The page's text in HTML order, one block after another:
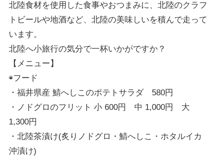
北陸食材を使用した食事やおつまみに、北陸のクラフ
トビールや地酒など、北陸の美味しいを積んで走って
います。
北陸へ小旅行の気分で一杯いかがですか？
【メニュー】
◉フード
・福井県産 鯖へしこのポテトサラダ 580円
・ノドグロのフリット 小 600円 中 1,000円 大
1,300円
・北陸茶漬け(炙りノドグロ・鯖へしこ・ホタルイカ
沖漬け)